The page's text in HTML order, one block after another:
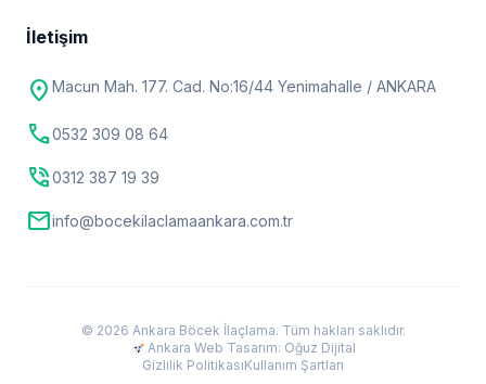
İletişim
location_on Macun Mah. 177. Cad. No:16/44 Yenimahalle / ANKARA
call0532 309 08 64
phone_in_talk0312 387 19 39
mailinfo@bocekilaclamaankara.com.tr
© 2026 Ankara Böcek İlaçlama. Tüm hakları saklıdır.
Ankara Web Tasarım: Oğuz Dijital
Gizlilik PolitikasıKullanım Şartları